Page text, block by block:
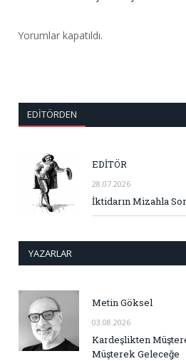
Yorumlar kapatıldı.
EDITÖRDEN
EDİTÖR
28.07.2026
İktidarın Mizahla
YAZARLAR
Metin Göksel
03.08.2026
Kardeşlikten
Müşterek Geleceğe